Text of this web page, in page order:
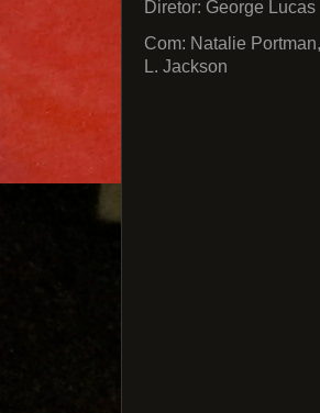
Diretor: George Lucas
Com: Natalie
L. Jackson